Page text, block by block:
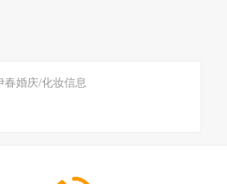
春婚庆/化妆信息